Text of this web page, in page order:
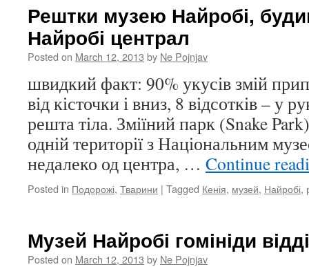
Рештки музею Найробі,
Найробі централ
Posted on March 12, 2013 by Ne Pojnjav
швидкий факт: 90% укусів змій
від кісточки і вниз, 8 відсотків – у
решта тіла. Зміїний парк (Snake
одній території з Національним
недалеко од центра, … Continue
Posted in Подорожі, Тварини | Tagged Кенія, музей, Найробі,
Музей Найробі гомініди
Posted on March 12, 2013 by Ne Pojnjav